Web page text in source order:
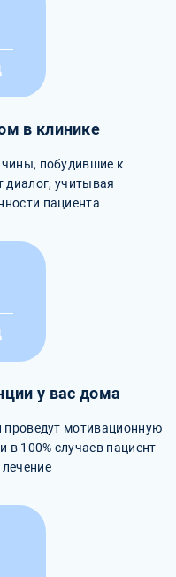
в клинике
побудившие к
диалог, учитывая
пациента
у вас дома
проведут мотивационную
в 100% случаев пациент